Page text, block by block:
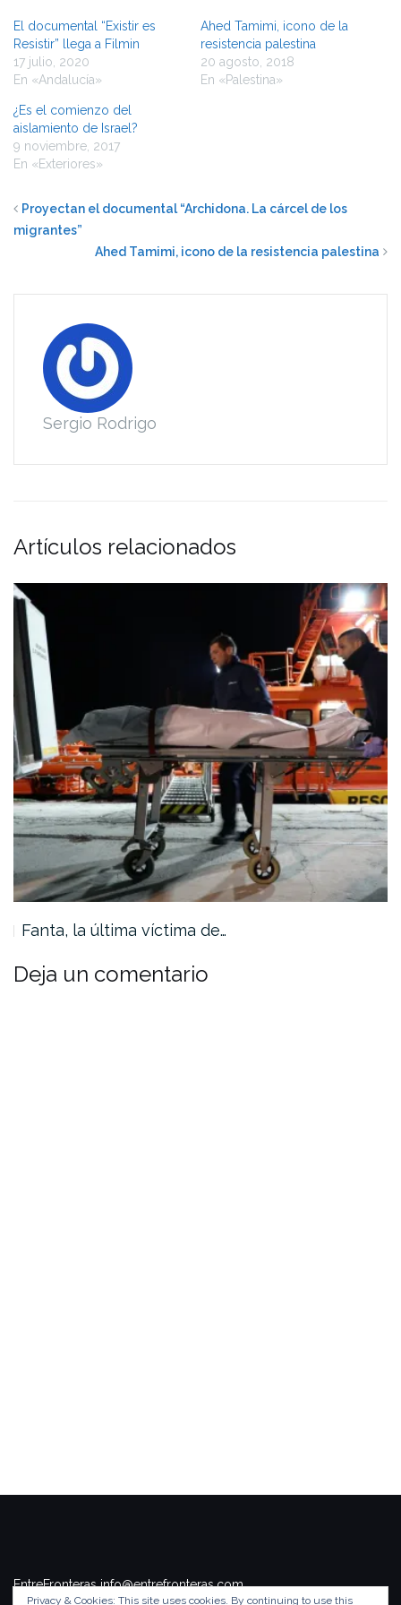
El documental “Existir es
Resistir” llega a Filmin
17 julio, 2020
En «Andalucía»
Ahed Tamimi, icono de la
resistencia palestina
20 agosto, 2018
En «Palestina»
¿Es el comienzo del
aislamiento de Israel?
9 noviembre, 2017
En «Exteriores»
Proyectan el documental “Archidona. La cárcel de los
migrantes”
Ahed Tamimi, icono de la resistencia palestina
Sergio Rodrigo
Artículos relacionados
Fanta, la última víctima de…
Deja un comentario
EntreFronteras info@entrefronteras.com
Privacy & Cookies: This site uses cookies. By continuing to use this